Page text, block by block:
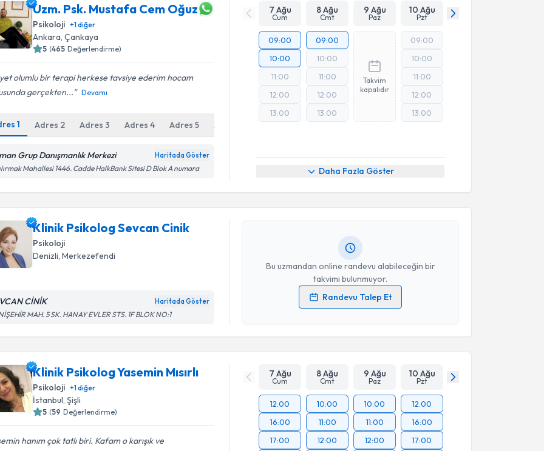
Uzm. Psk. Mustafa Cem Oğuz
Psikoloji +1diğer
Ankara, Çankaya
5 (465 Değerlendirme)
olumlu bir terapi herkese tavsiye ederim hocam
gerçekten...
Devamı
1 Adres 2 Adres3 Adres4 Adres5 Adres Online Görüşme
Grup Danışmanlık Merkezi Haritada Göster
Mahallesi 1446. Cadde HalkBank Sitesi D Blok A numara
7 Ağu
Cum
8 Ağu
Cmt
9 Ağu
Paz
10 Ağu
Pzt
09:00
10:00
11:00
12:00
13:00
09:00
10:00
11:00
12:00
13:00
Takvim
kapalıdır
09:00
10:00
11:00
12:00
13:00
Daha Fazla Göster
Klinik Psikolog Sevcan Cinik
Psikoloji
Denizli , Merkezefendi
CİNİK Haritada Göster
MAH. 5 SK. HANAY EVLER STS. 1F BLOK NO:1
Bu uzmandan online randevu alabileceğin bir
takvimi bulunmuyor.
Randevu Talep Et
Randevu Takvimi Talebi
Kişisel verilerimin işlenmesine ilişkinAydınlatma Metni
Takvim Talebini Gönder
Klinik Psikolog Yasemin Mısırlı
Psikoloji +1diğer
İstanbul , Şişli
5 (59 Değerlendirme)
hanım çok tatlı biri. Kafam o karışık ve
7 Ağu
Cum
8 Ağu
Cmt
9 Ağu
Paz
10 Ağu
Pzt
12:00
16:00
17:00
10:00
11:00
12:00
10:00
11:00
12:00
12:00
16:00
17:00